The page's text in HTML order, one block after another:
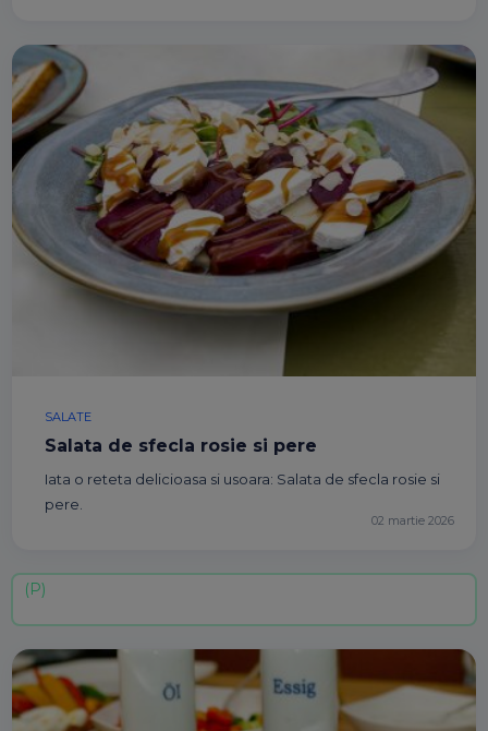
SALATE
Salata de sfecla rosie si pere
Iata o reteta delicioasa si usoara: Salata de sfecla rosie si
pere.
02 martie 2026